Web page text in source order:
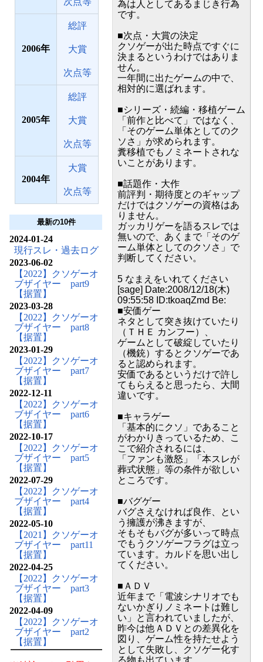
2006
総評
大賞
次点等
2005
総評
大賞
次点等
2004
大賞
次点等
最新の10件
2024-01-24
現行スレ・過去ログ
2023-06-02
【2022】クソゲーオ
ブザイヤー part9
【据置】
2023-03-28
【2022】クソゲーオ
ブザイヤー part8
【据置】
2023-01-29
【2022】クソゲーオ
ブザイヤー part7
【据置】
2022-12-11
【2022】クソゲーオ
ブザイヤー part6
【据置】
2022-10-17
【2022】クソゲーオ
ブザイヤー part5
【据置】
2022-07-29
【2022】クソゲーオ
ブザイヤー part4
【据置】
2022-05-10
【2021】クソゲーオ
ブザイヤー part11
【据置】
2022-04-25
【2022】クソゲーオ
ブザイヤー part3
【据置】
2022-04-09
【2022】クソゲーオ
ブザイヤー part2
【据置】
為は人としてあるまじき行為
です。
■次点・大賞の決定
クソゲーが出た時点ですぐに
決まるというわけではありま
せん。
一年間に出たゲームの中で、
相対的に選ばれます。
■シリーズ・続編・移植ゲーム
「前作と比べて」ではなく、
「そのゲーム単体としてのク
ソさ」が求められます。
糞移植でもノミネートされな
いことがあります。
■話題作・大作
前評判・期待度とのギャップ
だけではクソゲーの資格はあ
りません。
ガッカリゲーを語るスレでは
無いので、あくまで「そのゲ
ーム単体としてのクソさ」で
判断してください。
5 なまえをいれてください
[sage] Date:2008/12/18(木)
09:55:58 ID:tkoaqZmd Be:
■安価ゲー
ネタとして突き抜けていたり
（ＴＨＥ カンフー）、
ゲームとして破綻していたり
（機銃）するとクソゲーであ
ると認められます。
安価であるというだけで許し
てもらえると思ったら、大間
違いです。
■キャラゲー
「基本的にクソ」であること
がわかりきっているため、こ
こで紹介されるには、
「ファンも激怒」「本スレが
葬式状態」等の条件が欲しい
ところです。
■バグゲー
バグさえなければ良作、とい
う擁護が沸きますが、
そもそもバグが多いって時点
でもうクソゲーフラグは立っ
ています。カルドを思い出し
てください。
■ＡＤＶ
近年まで「電波シナリオでも
ないかぎりノミネートは難し
い」と言われていましたが、
昨今は他ＡＤＶとの差異化を
図り、ゲーム性を持たせよう
として失敗し、クソゲー化す
る物も出ています。